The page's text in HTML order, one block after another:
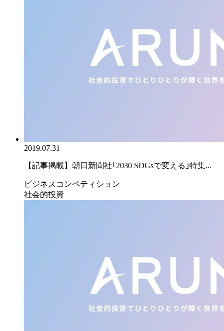
2019.07.31
【記事掲載】朝日新聞社｢2030 SDGsで変える｣特集...
ビジネスコンペティション
社会的投資